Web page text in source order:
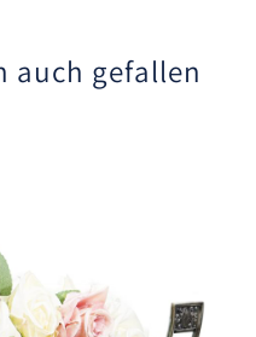
auch gefallen